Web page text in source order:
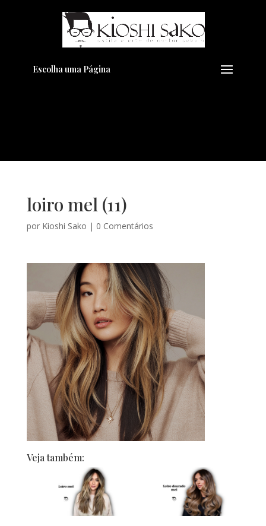
Escolha uma Página
loiro mel (11)
por Kioshi Sako | 0 Comentários
Veja também:
Pensando em transformar seu
Visual??